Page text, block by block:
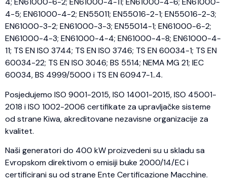
4-5; EN61000-4-2; EN55011; EN55016-2-1; EN55016-2-3;
EN61000-3-2; EN61000-3-3; EN55014-1; EN61000-6-2;
EN61000-4-3; EN61000-4-4; EN61000-4-8; EN61000-4-
11; TS EN ISO 3744; TS EN ISO 3746; TS EN 60034-1; TS EN
60034-22; TS EN ISO 3046; BS 5514; NEMA MG 21; IEC
60034, BS 4999/5000 i TS EN 60947-1..4.
Posjedujemo ISO 9001-2015, ISO 14001-2015, ISO 45001-
2018 i ISO 1002-2006 certifikate za upravljačke sisteme
od strane Kiwa, akreditovane nezavisne organizacije za
kvalitet.
Naši generatori do 400 kW proizvedeni su u skladu sa
Evropskom direktivom o emisiji buke 2000/14/EC i
certificirani su od strane Ente Certificazione Macchine.